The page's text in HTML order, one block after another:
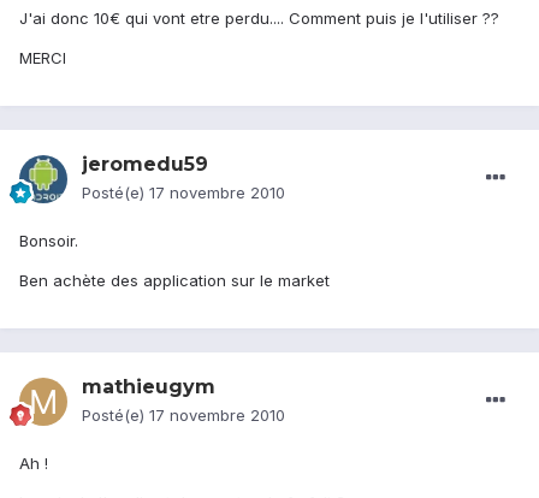
J'ai donc 10€ qui vont etre perdu.... Comment puis je l'utiliser ??
MERCI
jeromedu59
Posté(e) 17 novembre 2010
Bonsoir.
Ben achète des application sur le market
mathieugym
Posté(e) 17 novembre 2010
Ah !